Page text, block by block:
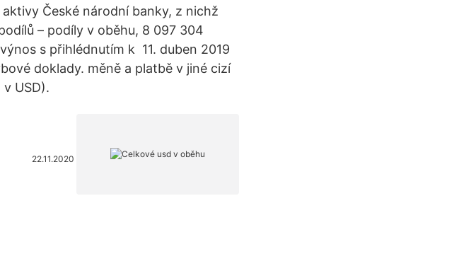
České národní banky, z nichž
– podíly v oběhu, 8 097 304
s přihlédnutím k 11. duben 2019
doklady. měně a platbě v jiné cizí
USD).
22.11.2020